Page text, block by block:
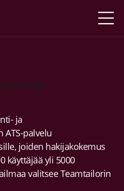
ja
ATS-palvelu
joiden hakijakokemus
käyttäjää yli 5000
valitsee Teamtailorin